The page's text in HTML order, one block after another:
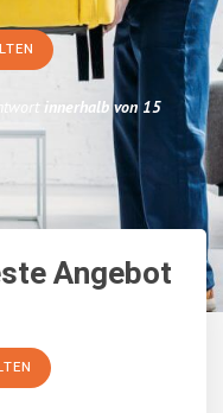
innerhalb von 15
Angebot